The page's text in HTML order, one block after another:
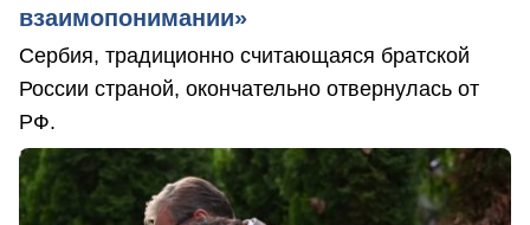
взаимопонимании»
Сербия, традиционно считающаяся братской
России страной, окончательно отвернулась от
РФ.